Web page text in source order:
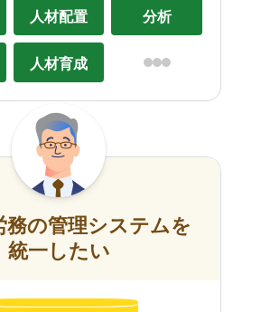
人材配置 分析
人材育成
務の管理システムを
統一したい